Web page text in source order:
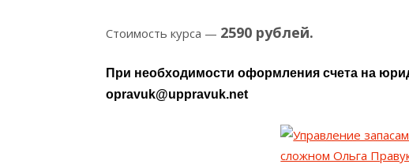
Стоимость курса — 2590 рублей.
При необходимости оформления счета на
opravuk@uppravuk.net